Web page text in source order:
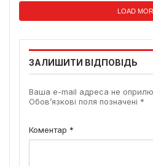
LOAD
ЗАЛИШИТИ ВІДПОВІДЬ
Ваша e-mail адреса не
Обов’язкові поля позначені *
Коментар *